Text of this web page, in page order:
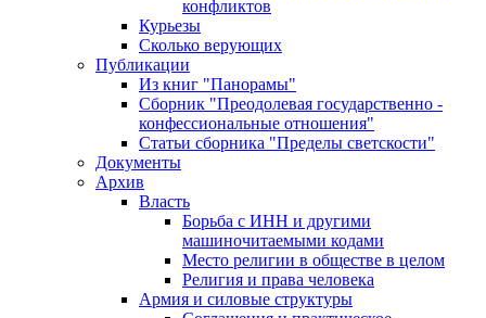
конфликтов
Курьезы
Сколько верующих
Публикации
Из книг "Панорамы"
Сборник "Преодолевая государственно -
конфессиональные отношения"
Статьи сборника "Пределы светскости"
Документы
Архив
Власть
Борьба с ИНН и другими
машиночитаемыми кодами
Место религии в обществе в целом
Религия и права человека
Армия и силовые структуры